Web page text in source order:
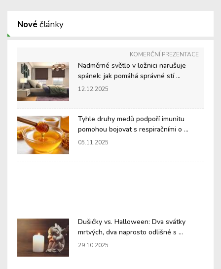
Nové články
KOMERČNÍ PREZENTACE
Nadměrné světlo v ložnici narušuje
spánek: jak pomáhá správné stí ...
12.12.2025
Tyhle druhy medů podpoří imunitu
pomohou bojovat s respiračními o ...
05.11.2025
Dušičky vs. Halloween: Dva svátky
mrtvých, dva naprosto odlišné s ...
29.10.2025